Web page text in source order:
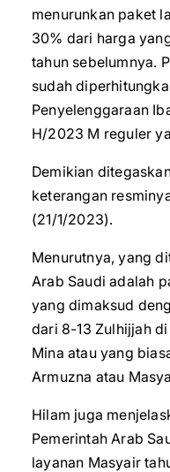
menurunkan paket
30% dari harga
tahun sebelumnya.
sudah
Penyelenggaraan
H/2023 M reguler
Demikian
keterangan
(21/1/2023).
Menurutnya, yang
Arab Saudi adalah
yang dimaksud
dari 8-13 Zulhijjah
Mina atau yang
Armuzna atau
Hilam juga
Pemerintah Arab
layanan Masyair